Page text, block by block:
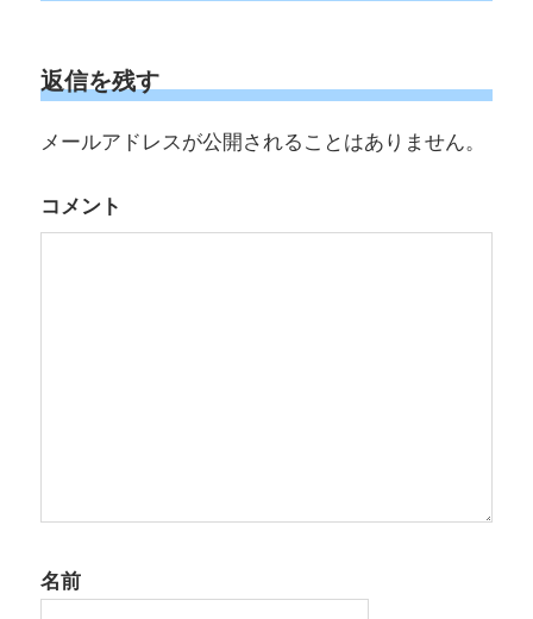
ゲ
ー
ョ
返信を残す
メールアドレスが公開されることはありません。
コメント
名前